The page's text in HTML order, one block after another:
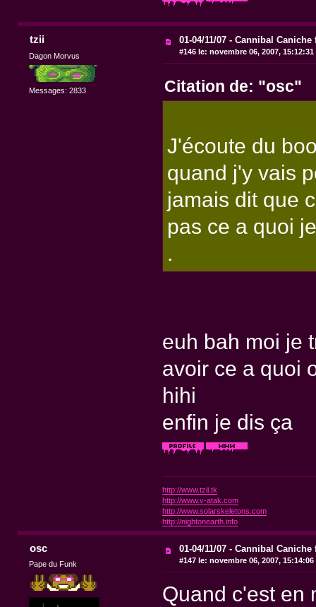
tzii
Dagon Morvus
Messages: 2833
01-04/11/07 - Cannibal
#146 le: novembre 06, 2007, 15:12:31
Citation de: "osc"
J'écoute du
quand j'y vais
jamais dit que
pas ce a quoi
.
euh bah moi je
avoir ce a quoi
hihi
enfin je dis ça
http://www.tzii.tk
http://www.v-atak.com
http://www.solarskeletons.com
http://nightonearth.info
osc
Pape du Funk
01-04/11/07 - Cannibal
#147 le: novembre 06, 2007, 15:14:06
Quand c'est en